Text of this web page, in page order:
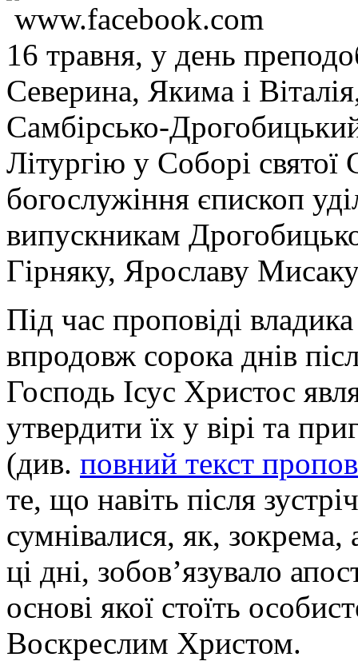
www.facebook.com
16 травня, у день
Северина, Якима і
Самбірсько-
Літургію у Соборі
богослужіння єпископ
випускникам
Гірняку, Ярославу
Під час проповіді
впродовж сорока днів
Господь Ісус Христос
утвердити їх у вірі та
(див. повний текст
те, що навіть після
сумнівалися, як,
ці дні, зобов’язувало
основі якої стоїть
Воскреслим Христом.